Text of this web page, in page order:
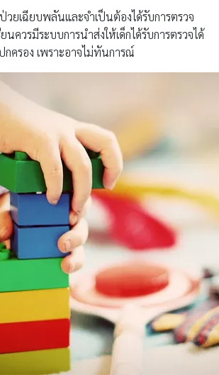
วยเฉียบพลันและจำเป็นต้องได้รับการตรวจ
นควรมีระบบการนำส่งให้เด็กได้รับการตรวจได้
ครอง เพราะอาจไม่ทันการณ์